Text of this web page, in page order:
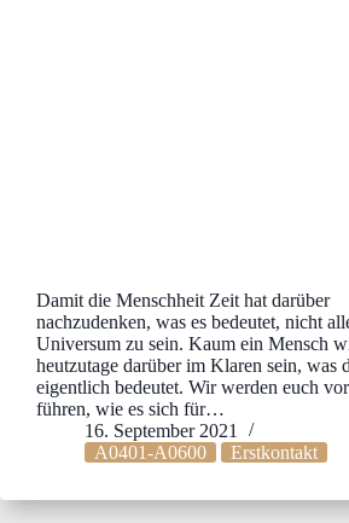
Damit die Menschheit Zeit hat darüber
nachzudenken, was es bedeutet, nicht
Universum zu sein. Kaum ein Mensch
heutzutage darüber im Klaren sein, was
eigentlich bedeutet. Wir werden euch
führen, wie es sich für…
16. September 2021
A0401-A0600
Erstkontakt